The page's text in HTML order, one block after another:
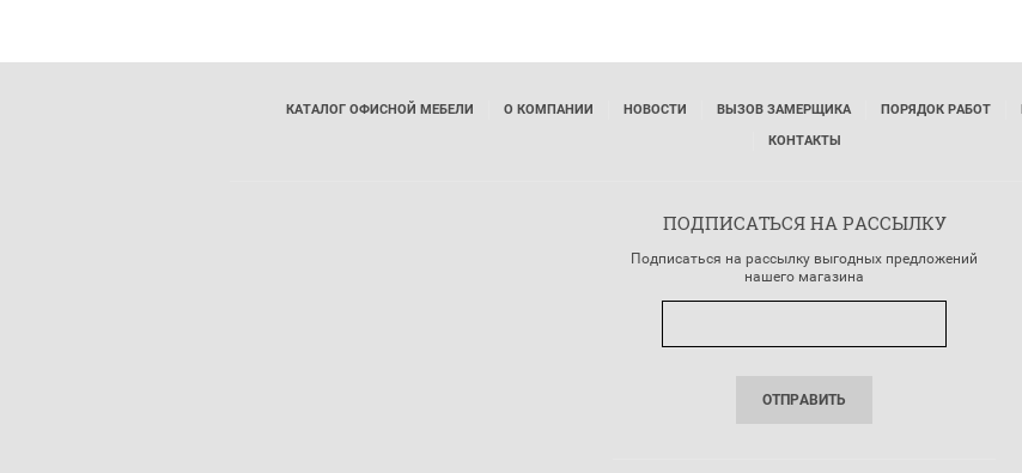
КАТАЛОГ ОФИСНОЙ МЕБЕЛИ О КОМПАНИИ НОВОСТИ ВЫЗОВ ЗАМЕРЩИКА ПОРЯДОК РАБОТ
КОНТАКТЫ
ПОДПИСАТЬСЯ НА РАССЫЛКУ
Подписаться на рассылку выгодных предложений
нашего магазина
ОТПРАВИТЬ